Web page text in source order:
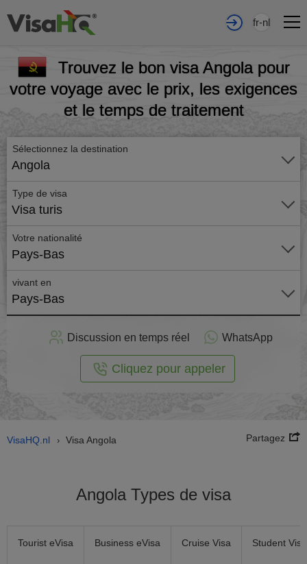
fr-nl
Trouvez le bon visa Angola pour
votre voyage avec le prix, les exigences
et le temps de traitement
Sélectionnez la destination
Angola
Type de visa
Visa turis
Votre nationalité
Pays-Bas
vivant en
Pays-Bas
Discussion en temps réel WhatsApp
Cliquez pour appeler
VisaHQ.nl › Visa Angola Partagez
Angola Types de visa
Tourist eVisa Business eVisa Cruise Visa Student Visa